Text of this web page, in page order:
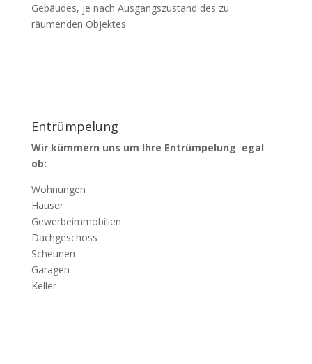
Gebäudes, je nach Ausgangszustand des zu
räumenden Objektes.
Entrümpelung
Wir kümmern uns um Ihre Entrümpelung egal
ob:
Wohnungen
Häuser
Gewerbeimmobilien
Dachgeschoss
Scheunen
Garagen
Keller